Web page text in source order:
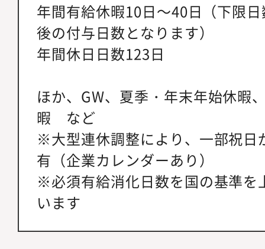
年間有給休暇10日～40日（下限
後の付与日数となります）
年間休日日数123日
ほか、GW、夏季・年末年始休暇
暇 など
※大型連休調整により、一部祝日
有（企業カレンダーあり）
※必須有給消化日数を国の基準を
います